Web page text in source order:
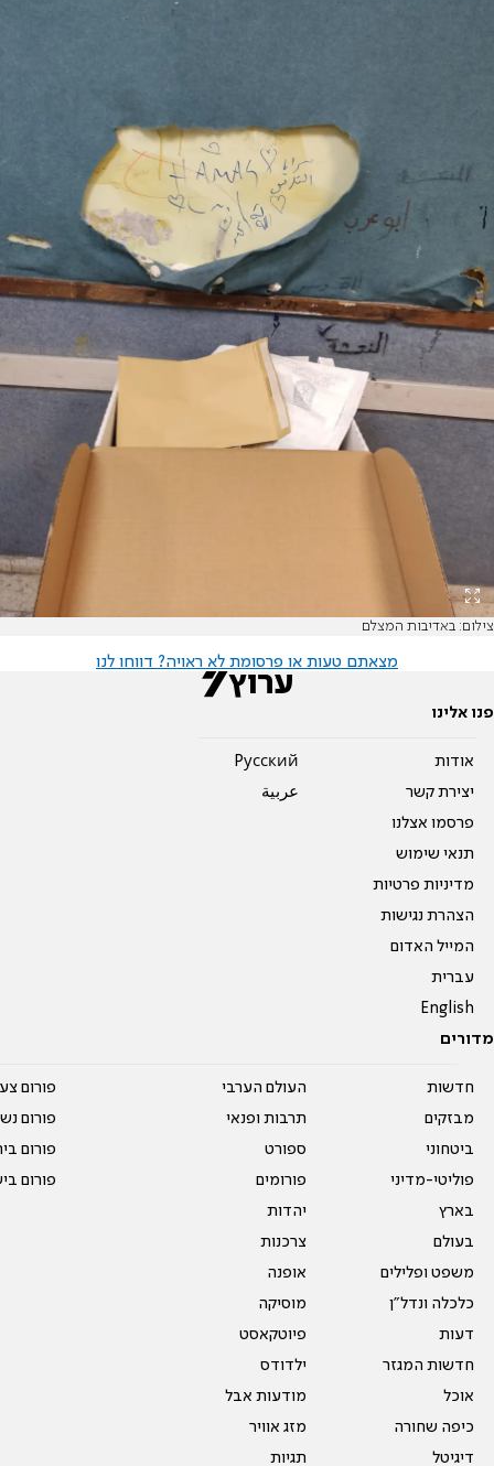
צילום: באדיבות המצלם
מצאתם טעות או פרסומת לא ראויה? דווחו לנו
פנו אלינו
אודות
יצירת קשר
פרסמו אצלנו
תנאי שימוש
מדיניות פרטיות
הצהרת נגישות
המייל האדום
עברית
English
Pусский
عربية
מדורים
חדשות
מבזקים
ביטחוני
פוליטי-מדיני
בארץ
בעולם
משפט ופלילים
כלכלה ונדל"ן
דעות
חדשות המגזר
אוכל
כיפה שחורה
דיגיטל
העולם הערבי
תרבות ופנאי
ספורט
פורומים
יהדות
צרכנות
אופנה
מוסיקה
פיוטקאסט
ילדודס
מודעות אבל
מזג אוויר
תגיות
פורום
פורום
פורום
פורום